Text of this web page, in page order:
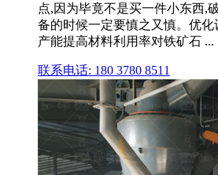
点,因为毕竟不是买一件小东西,
备的时候一定要慎之又慎。优
产能提高材料利用率对铁矿石 ...
联系电话: 180 3780 8511